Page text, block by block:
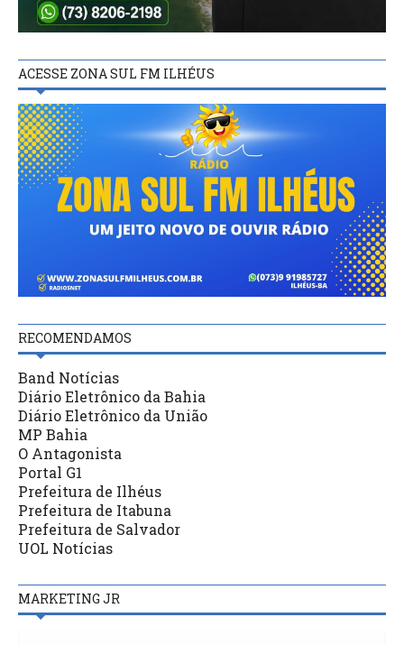
ACESSE ZONA SUL FM ILHÉUS
RECOMENDAMOS
Band Notícias
Diário Eletrônico da Bahia
Diário Eletrônico da União
MP Bahia
O Antagonista
Portal G1
Prefeitura de Ilhéus
Prefeitura de Itabuna
Prefeitura de Salvador
UOL Notícias
MARKETING JR